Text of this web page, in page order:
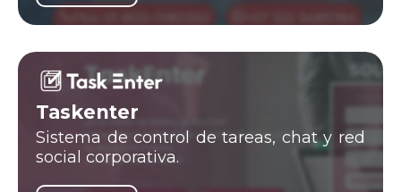
Taskenter
Sistema de control de tareas, chat y red
social corporativa.